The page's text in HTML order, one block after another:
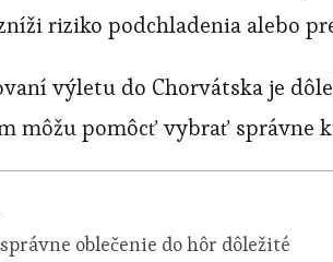
riziko podchladenia alebo
výletu do Chorvátska je
môžu pomôcť vybrať správne
oblečenie do hôr dôležité